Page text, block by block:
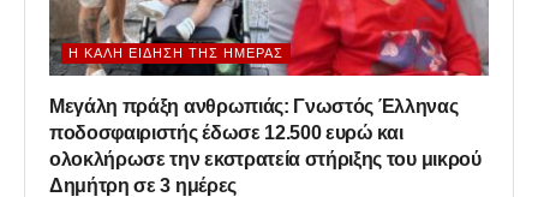
Η ΚΑΛΉ ΕΊΔΗΣΗ ΤΗΣ ΗΜΈΡΑΣ
Μεγάλη πράξη ανθρωπιάς: Γνωστός Έλληνας
ποδοσφαιριστής έδωσε 12.500 ευρώ και
ολοκλήρωσε την εκστρατεία στήριξης του μικρού
Δημήτρη σε 3 ημέρες